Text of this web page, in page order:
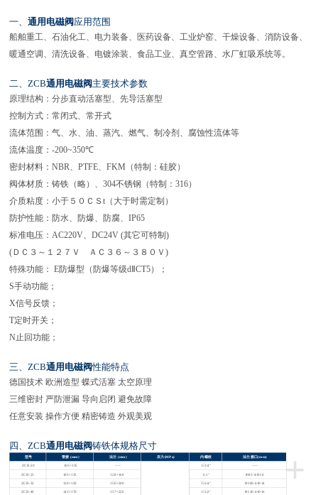
一、通用电磁阀 应用范围
船舶重工、石油化工、电力装备、医药设备、工业炉窑、干燥设备、消防设备、
暖通空调、清洗设备、电镀涂装、食品工业、真空管路、水厂虹吸系统等。
二、ZCB通用电磁阀 主要技术参数
原理结构：分步直动活塞型、先导活塞型
控制方式：常闭式、常开式
流体范围：气、水、油、蒸汽、燃气、制冷剂、腐蚀性流体等
流体温度：-200~350℃
密封材料：NBR、PTFE、FKM （特制：硅胶）
阀体材质：铸铁（略）、304不锈钢（特制：316）
介质粘度：小于５０ＣＳt （大于时需定制）
防护性能：防水、防爆、防腐、IP65
标准电压：AC220V、DC24V (其它可特制)
(ＤＣ３～１２７Ｖ ＡＣ３６～３８０Ｖ)
特殊功能： E防爆型（防爆等级dⅡCT5）；
S手动功能；
X信号反馈；
T定时开关；
N止回功能；
三、ZCB通用电磁阀性能特点
德国技术 欧洲造型 蝶式活塞 太空原理
三维密封 严防泄漏 导向启闭 避免故障
任意安装 操作方便 精密铸造 外观美观
四、ZCB通用电磁阀铸铁体规格尺寸
+
型号 管接 (mm) 法兰 (mm) 压力(MPa) 内螺纹 法兰接口(mm)
ZCB-20
105×135 ---- G3/4″
----
ZCB-25
105×135 128×160 G1″
Φ85-4-Φ14
ZCB-32
120×150 150×200 G5/4″
Φ100-4-Φ14
ZCB-40
143×170 157×220 G3/2″
Φ110-4-Φ16